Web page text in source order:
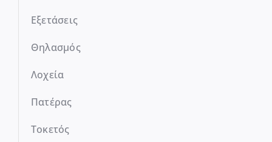
Εξετάσεις
Θηλασμός
Λοχεία
Πατέρας
Τοκετός